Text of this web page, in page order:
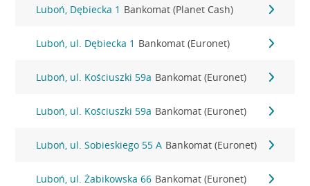
Luboń, Dębiecka 1 Bankomat (Planet Cash)
Luboń, ul. Dębiecka 1 Bankomat (Euronet)
Luboń, ul. Kościuszki 59a Bankomat (Euronet)
Luboń, ul. Kościuszki 59a Bankomat (Euronet)
Luboń, ul. Sobieskiego 55 A Bankomat (Euronet)
Luboń, ul. Żabikowska 66 Bankomat (Euronet)